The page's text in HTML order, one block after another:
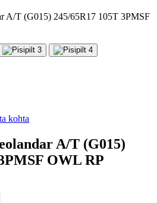
kohta
A/T (G015)
OWL RP